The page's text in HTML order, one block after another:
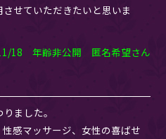
せていただきたいと思いま
18 年齢非公開 匿名希望さん
ました。
感マッサージ、女性の喜ばせ